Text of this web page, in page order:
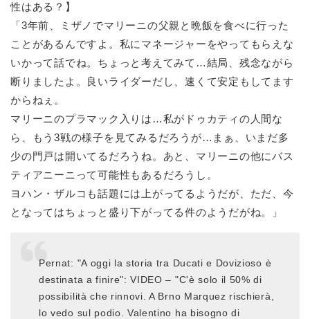
性はある？】
「3年前、ミザノでマリーニの父親と晩飯を食べに行った
ことがあるんですよ。私にマネージャーをやってもらえな
いかって話でね。ちょっと考えてみて…結局、残念ながら
断りましたよ。良いライダーだし、速くて安定もしてます
からねぇ。
マリーニのプラマック入りは…私がドゥカティの人間な
ら、もう3戦の様子を見てみるだろうが…まぁ、いまだ多
少の門戸は開いてるだろうね。あと、マリーニの他にバス
ティアニーニって可能性もあるだろうし。
ヨハン・ザルコも話題には上がってるようだが、ただ、今
となってはちょっと盛り下がってる件のようだがね。」
Pernat: "A oggi la storia tra Ducati e Dovizioso è
destinata a finire": VIDEO – "C'è solo il 50% di
possibilità che rinnovi. A Brno Marquez rischierà,
lo vedo sul podio. Valentino ha bisogno di